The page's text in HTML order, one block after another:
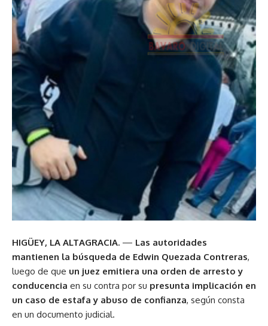
HIGÜEY, LA ALTAGRACIA. — Las autoridades
mantienen la búsqueda de Edwin Quezada Contreras,
luego de que un juez emitiera una orden de arresto y
conducencia en su contra por su presunta implicación en
un caso de estafa y abuso de confianza, según consta
en un documento judicial.